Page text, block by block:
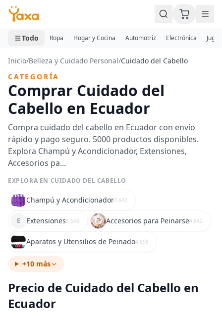
MINI CARRITO
0 productos
Todo Ropa Hogar y Cocina Automotriz Electrónica
Inicio/Belleza y Cuidado Personal/Cuidado del Cabello
CATEGORÍA
Comprar Cuidado del
Cabello en Ecuador
Compra cuidado del cabello en Ecuador con envío
rápido y pago seguro. 5000 productos disponibles.
Explora Champú y Acondicionador, Extensiones,
Accesorios pa...
EXPLORA EN CUIDADO DEL CABELLO
Champú y Acondicionador6.642
E Extensiones5.558 Accesorios para Peinarse4.842
Aparatos y Utensilios de Peinado4.698
+10 más
Precio de Cuidado del Cabello en
Ecuador